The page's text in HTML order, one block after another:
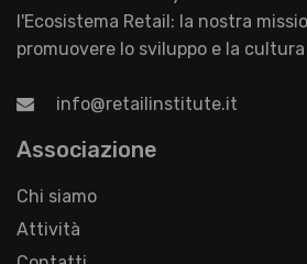
l'Ecosistema Retail: la nostra
promuovere lo sviluppo e la
info@retailinstitute.it
Associazione
Chi siamo
Attività